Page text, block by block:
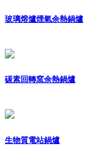
玻璃熔爐煙氣余熱鍋爐
碳素回轉窯余熱鍋爐
生物質電站鍋爐